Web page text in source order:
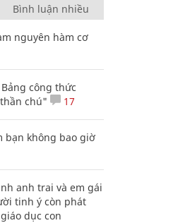
Bình luận nhiều
nguyên hàm cơ
công thức
chú"
17
bạn không bao giờ
anh trai và em gái
tinh ý còn phát
dục con